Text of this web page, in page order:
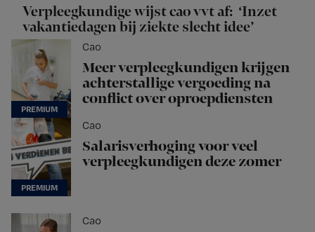
Verpleegkundige wijst cao vvt af: ‘Inzet
vakantiedagen bij ziekte slecht idee’
Cao
Meer verpleegkundigen krijgen
achterstallige vergoeding na
conflict over oproepdiensten
Cao
Salarisverhoging voor veel
verpleegkundigen deze zomer
Cao